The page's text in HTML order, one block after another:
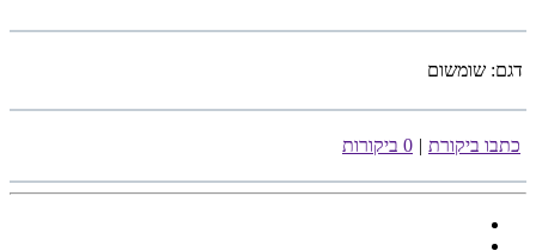
דגם: שומשום
כתבו ביקורת | 0 ביקורות